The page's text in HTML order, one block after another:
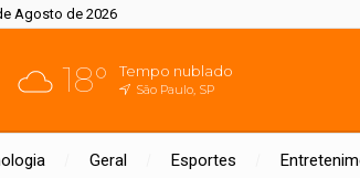
Agosto de 2026
18° Tempo nublado
São Paulo, SP
Geral Esportes